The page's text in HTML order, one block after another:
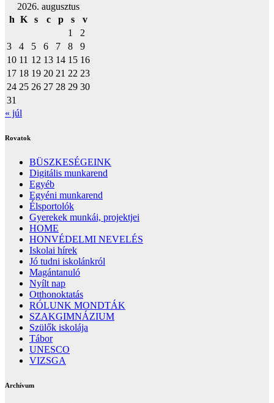
2026. augusztus
h K s c p s
v
1
2
3
4 5 6 7 8
9
10 11 12 13 14 15 16
17 18 19 20 21 22 23
24 25 26 27 28 29 30
31
« júl
Rovatok
BÜSZKESÉGEINK
Digitális munkarend
Egyéb
Egyéni munkarend
Élsportolók
Gyerekek munkái, projektjei
HOME
HONVÉDELMI NEVELÉS
Iskolai hírek
Jó tudni iskolánkról
Magántanuló
Nyílt nap
Otthonoktatás
RÓLUNK MONDTÁK
SZAKGIMNÁZIUM
Szülők iskolája
Tábor
UNESCO
VIZSGA
Archívum